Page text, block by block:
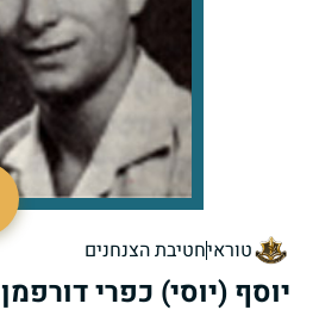
טוראיחטיבת הצנחנים
יוסף (יוסי) כפרי דורפמן